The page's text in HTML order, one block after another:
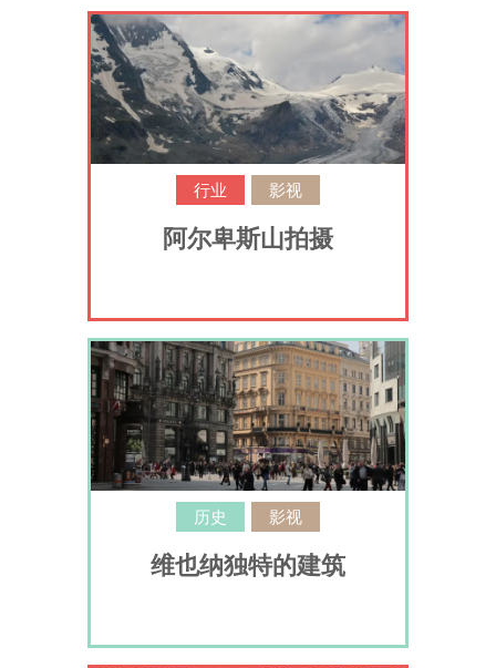
行业 影视
阿尔卑斯山拍摄
历史 影视
维也纳独特的建筑